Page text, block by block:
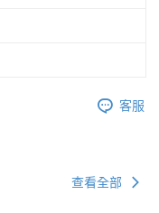
客服
查看全部